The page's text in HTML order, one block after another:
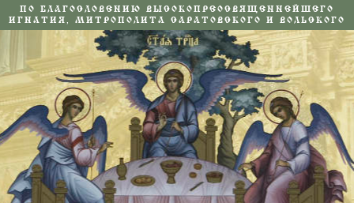
ПО БЛАГОСЛОВЕНИЮ ВЫСОКОПРЕОСВЯЩЕННЕЙШЕГО
ИГНАТИЯ, МИТРОПОЛИТА САРАТОВСКОГО И ВОЛЬСКОГО